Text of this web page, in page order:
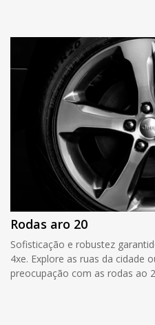
Rodas aro 20
Sofisticação e robustez
4xe. Explore as ruas da cidade
preocupação com as rodas ao